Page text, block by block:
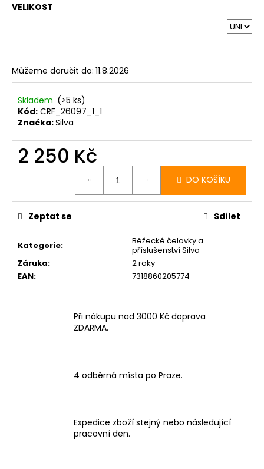
VELIKOST
Můžeme doručit do: 11.8.2026
Skladem (>5 ks)
Kód: CRF_26097_1_1
Značka:Silva
2 250 Kč
DO KOŠÍKU
Kategorie:
Běžecké čelovky a
příslušenství Silva
Záruka:
2 roky
EAN: 7318860205774
Zeptat se Sdílet
Při nákupu nad 3000 Kč doprava
ZDARMA.
4 odběrná místa po Praze.
Expedice zboží stejný nebo následující
pracovní den.